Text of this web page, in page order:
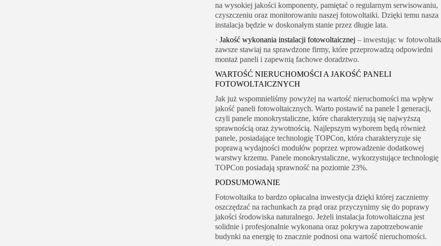
na wysokiej jakości komponenty, pamiętać o regularnym serwisowaniu,
czyszczeniu oraz monitorowaniu naszej fotowoltaiki. Dzięki temu nasza
instalacja będzie w doskonałym stanie przez długie lata.
· Jakość wykonania instalacji fotowoltaicznej – inwestując w
zawsze stawiaj na sprawdzone firmy, które przeprowadzą odpowiedni
montaż paneli i zapewnią fachowe doradztwo.
WARTOŚĆ NIERUCHOMOŚCI A JAKOŚĆ PANELI
FOTOWOLTAICZNYCH
Jak już wspomnieliśmy powyżej na wartość nieruchomości ma wpływ
jakość paneli fotowoltaicznych. Warto postawić na panele I generacji,
czyli panele monokrystaliczne, które charakteryzują się najwyższą
sprawnością oraz żywotnością. Najlepszym wyborem będą również
panele, posiadające technologię TOPCon, która charakteryzuje się
poprawą wydajności modułów poprzez wprowadzenie dodatkowej
warstwy krzemu. Panele monokrystaliczne, wykorzystujące technologię
TOPCon posiadają sprawność na poziomie 23%.
PODSUMOWANIE
Fotowoltaika to bardzo opłacalna inwestycja dzięki której zaczniemy
oszczędzać na rachunkach za prąd oraz przyczynimy się do poprawy
jakości środowiska naturalnego. Jeżeli instalacja fotowoltaiczna jest
solidnie i profesjonalnie wykonana oraz pokrywa zapotrzebowanie
budynki na energię to znacznie podnosi ona wartość nieruchomości.